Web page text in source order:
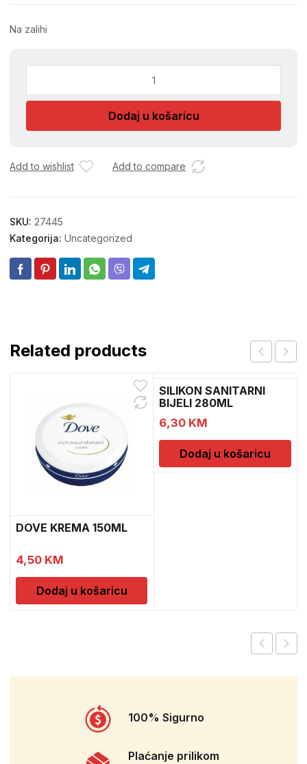
Na zalihi
količina
Dodaj u košaricu
Add to wishlist Add to compare
SKU: 27445
Kategorija: Uncategorized
Related products
DOVE KREMA 150ML
4,50 KM
Dodaj u košaricu
SILIKON SANITARNI
BIJELI 280ML
6,30 KM
Dodaj u košaricu
100% Sigurno
Plaćanje prilikom